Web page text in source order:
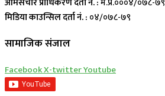
मिडिया काउन्सिल दर्ता नं. : ०४/०७८-७९
सामाजिक संजाल
FacebookX-twitterYoutube